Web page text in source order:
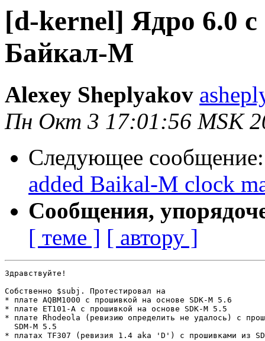
[d-kernel] Ядро 6.0
Байкал-М
Alexey Sheplyakov
Пн Окт 3 17:01:56 MSK
Следующее
added Baikal-M clock
Сообщения,
[ теме ] [ автору ]
Здравствуйте!
Собственно $subj. Протестировал на
* плате AQBM1000 с прошивкой на основе SDK-M 5.6
* плате ET101-A с прошивкой на основе SDK-M 5.5
* плате Rhodeola (ревизию определить не удалось) с
  SDM-M 5.5
* платах TF307 (ревизия 1.4 aka 'D') с прошивками из